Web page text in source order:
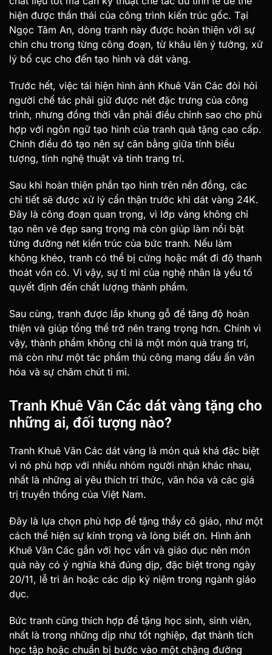
hiện được thần thái của công trình kiến trúc gốc. Tại
Ngọc Tâm An, dòng tranh này được hoàn thiện với sự
chỉn chu trong từng công đoạn, từ khâu lên ý tưởng, xử
lý bố cục cho đến tạo hình và dát vàng.
Trước hết, việc tái hiện hình ảnh Khuê Văn Các đòi hỏi
người chế tác phải giữ được nét đặc trưng của công
trình, nhưng đồng thời vẫn phải điều chỉnh sao cho phù
hợp với ngôn ngữ tạo hình của tranh quà tặng cao cấp.
Chính điều đó tạo nên sự cân bằng giữa tính biểu
tượng, tính nghệ thuật và tính trang trí.
Sau khi hoàn thiện phần tạo hình trên nền đồng, các
chi tiết sẽ được xử lý cẩn thận trước khi dát vàng 24K.
Đây là công đoạn quan trọng, vì lớp vàng không chỉ
tạo nên vẻ đẹp sang trọng mà còn giúp làm nổi bật
từng đường nét kiến trúc của bức tranh. Nếu làm
không khéo, tranh có thể bị cứng hoặc mất đi độ thanh
thoát vốn có. Vì vậy, sự tỉ mỉ của nghệ nhân là yếu tố
quyết định đến chất lượng thành phẩm.
Sau cùng, tranh được lắp khung gỗ để tăng độ hoàn
thiện và giúp tổng thể trở nên trang trọng hơn. Chính vì
vậy, thành phẩm không chỉ là một món quà trang trí,
mà còn như một tác phẩm thủ công mang dấu ấn văn
hóa và sự chăm chút tỉ mỉ.
Tranh Khuê Văn Các dát vàng tặng cho
những ai, đối tượng nào?
Tranh Khuê Văn Các dát vàng là món quà khá đặc biệt
vì nó phù hợp với nhiều nhóm người nhận khác nhau,
nhất là những ai yêu thích tri thức, văn hóa và các giá
trị truyền thống của Việt Nam.
Đây là lựa chọn phù hợp để tặng thầy cô giáo, như một
cách thể hiện sự kính trọng và lòng biết ơn. Hình ảnh
Khuê Văn Các gắn với học vấn và giáo dục nên món
quà này có ý nghĩa khá đúng dịp, đặc biệt trong ngày
20/11, lễ tri ân hoặc các dịp kỷ niệm trong ngành giáo
dục.
Bức tranh cũng thích hợp để tặng học sinh, sinh viên,
nhất là trong những dịp như tốt nghiệp, đạt thành tích
học tập hoặc chuẩn bị bước vào một chặng đường